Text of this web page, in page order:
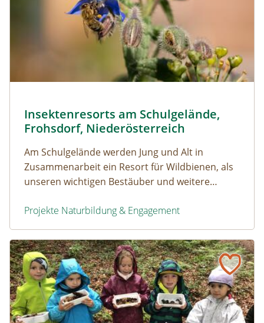
Naturerfolg: Insektenresorts am Schulgelände,
Insektenresorts am Schulgelände,
Frohsdorf, Niederösterreich
Am Schulgelände werden Jung und Alt in
Zusammenarbeit ein Resort für Wildbienen, als
unseren wichtigen Bestäuber und weitere
Projekte Naturbildung & Engagement
Insektenresorts am Schulgelände, Frohsdorf,
Naturerfolg: Naschgarten in Kufstein, Tirol